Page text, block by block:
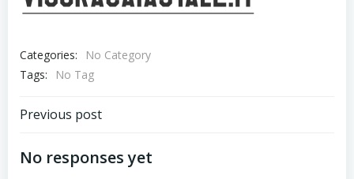
Categories:
No Category
Tags:
No Tag
Navigazione
articoli
Previous post
No responses yet